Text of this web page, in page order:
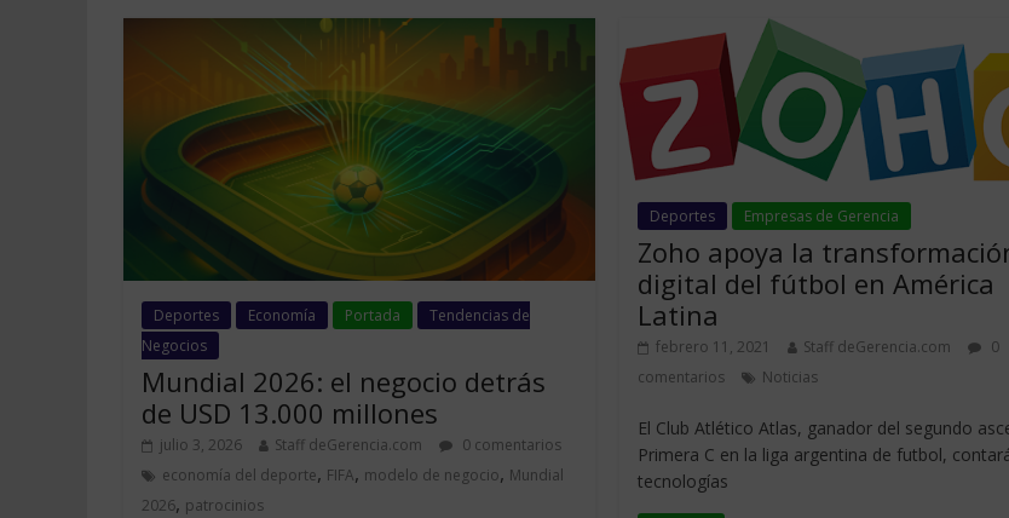
Deportes Economía Portada
Tendencias de
Negocios
Mundial 2026: el negocio detrás
de USD 13.000 millones
julio 3, 2026 Staff deGerencia.com
0 comentarios
economía del deporte, FIFA, modelo de negocio, Mundial
2026, patrocinios
Deportes Empresas de Gerencia
Zoho apoya la
digital del fútbol en América
Latina
febrero 11, 2021 Staff deGerencia.com
0
comentarios
Noticias
El Club Atlético Atlas, ganador del segundo
Primera C en la liga argentina de futbol,
tecnologías